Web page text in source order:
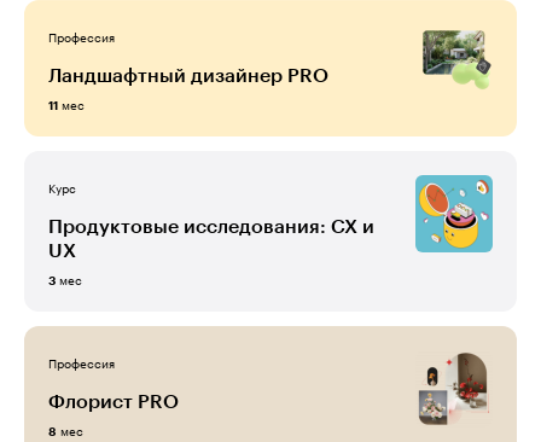
Профессия
Ландшафтный дизайнер PRO
11 мес
Курс
Продуктовые исследования: CX и
UX
3 мес
Профессия
Флорист PRO
8 мес